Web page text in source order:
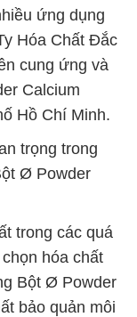
ứng dụng
Hóa Chất Đắc
cung ứng và
Calcium
Hồ Chí Minh.
trọng trong
Ø Powder
trong các quá
hóa chất
Bột Ø Powder
bảo quản môi